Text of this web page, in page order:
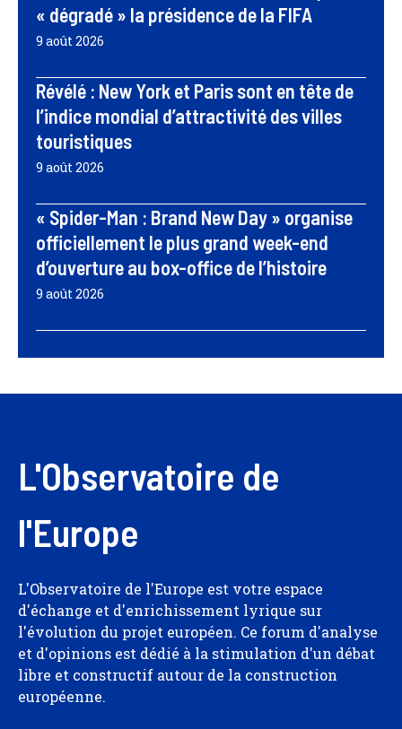
« dégradé » la présidence de la FIFA
9 août 2026
Révélé : New York et Paris sont en tête de
l’indice mondial d’attractivité des villes
touristiques
9 août 2026
« Spider-Man : Brand New Day » organise
officiellement le plus grand week-end
d’ouverture au box-office de l’histoire
9 août 2026
L'Observatoire de
l'Europe
L'Observatoire de l'Europe est votre espace
d'échange et d'enrichissement lyrique sur
l'évolution du projet européen. Ce forum d'analyse
et d'opinions est dédié à la stimulation d'un débat
libre et constructif autour de la construction
européenne.